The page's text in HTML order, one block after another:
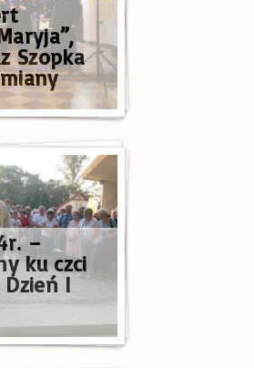
Szopka
–
ku czci
I